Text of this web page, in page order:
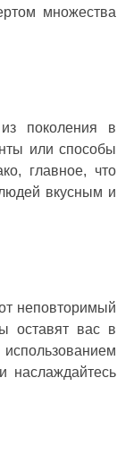
множества
поколения в
или способы
главное, что
вкусным и
неповторимый
оставят вас в
наслаждайтесь